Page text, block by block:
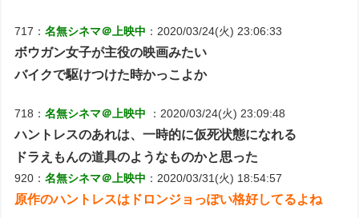
717：名無シネマ＠上映中 ：2020/03/24(火) 23:06:33
ボウガン女子が主役の映画みたい
バイクで駆けつけた時かっこよか
718：名無シネマ＠上映中 ：2020/03/24(火) 23:09:48
ハントレスのあれは、一時的に仮死状態になれる
ドラえもんの道具のようなものかと思った
920：名無シネマ＠上映中 ：2020/03/31(火) 18:54:57
原作のハントレスはドロンジョっぽい格好してるよね